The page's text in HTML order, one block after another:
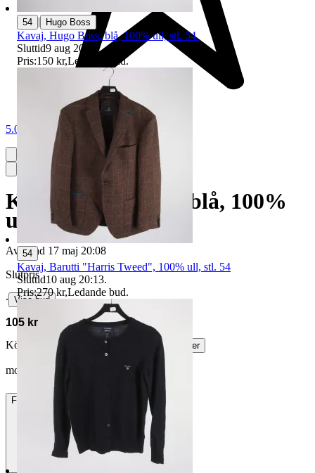
5.0
Kavaj, Suitsupply, blå, 100%
ull, stl. 25.
Avslutad 17 maj 20:08
Slutpris
∙ Visa bud
105 kr
Köparskydd är valfritt hos företag.
Läs mer
mobyDeck vann auktionen
Frakt 85 kr DSV
54 | Hugo Boss
Kavaj, Hugo Boss, blå, 100% ull, stl. 54.
Sluttid9 aug 20:34 .
Pris:150 kr,Ledande bud.
54
Kavaj, Barutti "Harris Tweed", 100% ull, stl. 54
Sluttid10 aug 20:13.
Pris:270 kr,Ledande bud.